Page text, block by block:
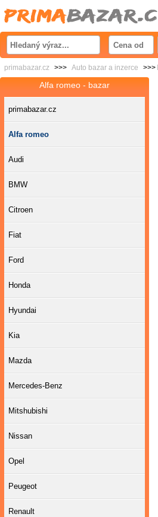
primabazar.cz >>> Auto bazar a inzerce >>>
Alfa romeo - bazar
primabazar.cz
Alfa romeo
Audi
BMW
Citroen
Fiat
Ford
Honda
Hyundai
Kia
Mazda
Mercedes-Benz
Mitshubishi
Nissan
Opel
Peugeot
Renault